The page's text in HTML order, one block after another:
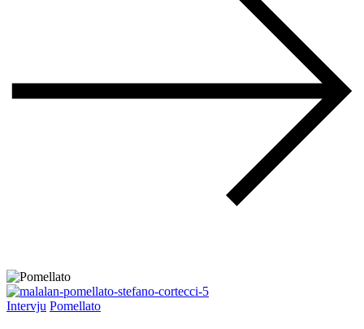
Intervju Pomellato